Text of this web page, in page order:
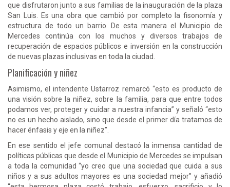
que disfrutaron junto a sus familias de la inauguración de la plaza
San Luis. Es una obra que cambió por completo la fisonomía y
estructura de todo un barrio. De esta manera el Municipio de
Mercedes continúa con los muchos y diversos trabajos de
recuperación de espacios públicos e inversión en la construcción
de nuevas plazas inclusivas en toda la ciudad.
Planificación y niñez
Asimismo, el intendente Ustarroz remarcó “esto es producto de
una visión sobre la niñez, sobre la familia, para que entre todos
podamos ver, proteger y cuidar a nuestra infancia” y señaló “esto
no es un hecho aislado, sino que desde el primer día tratamos de
hacer énfasis y eje en la niñez”.
En ese sentido el jefe comunal destacó la inmensa cantidad de
políticas públicas que desde el Municipio de Mercedes se impulsan
a toda la comunidad “yo creo que una sociedad que cuida a sus
niños y a sus adultos mayores es una sociedad mejor” y añadió